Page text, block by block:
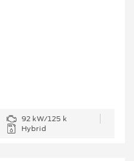
92 kW/125 k
Hybrid